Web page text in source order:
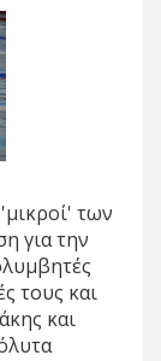
των
για την
τους και
και